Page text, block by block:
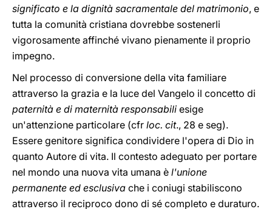
significato e la dignità sacramentale del matrimonio, e
tutta la comunità cristiana dovrebbe sostenerli
vigorosamente affinché vivano pienamente il proprio
impegno.
Nel processo di conversione della vita familiare
attraverso la grazia e la luce del Vangelo il concetto di
paternità e di maternità responsabili esige
un'attenzione particolare (cfr loc. cit., 28 e seg).
Essere genitore significa condividere l'opera di Dio in
quanto Autore di vita. Il contesto adeguato per portare
nel mondo una nuova vita umana è l'unione
permanente ed esclusiva che i coniugi stabiliscono
attraverso il reciproco dono di sé completo e duraturo.